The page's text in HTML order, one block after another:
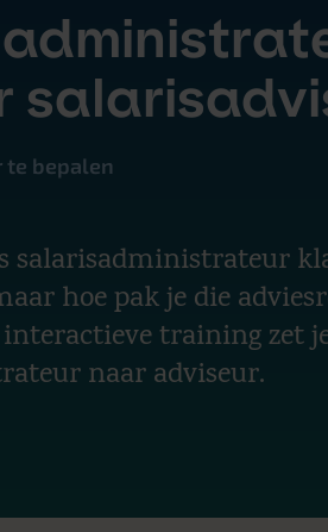
te bepalen
salarisadministrateur
hoe pak je die
interactieve training zet
naar adviseur.